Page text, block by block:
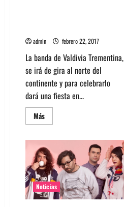
admin febrero 22, 2017
La banda de Valdivia Trementina,
se irá de gira al norte del
continente y para celebrarlo
dará una fiesta en...
MásLeer
más
Trementina
+
Playa
Gótica
y
Blame
Venus
presentan
Noticias